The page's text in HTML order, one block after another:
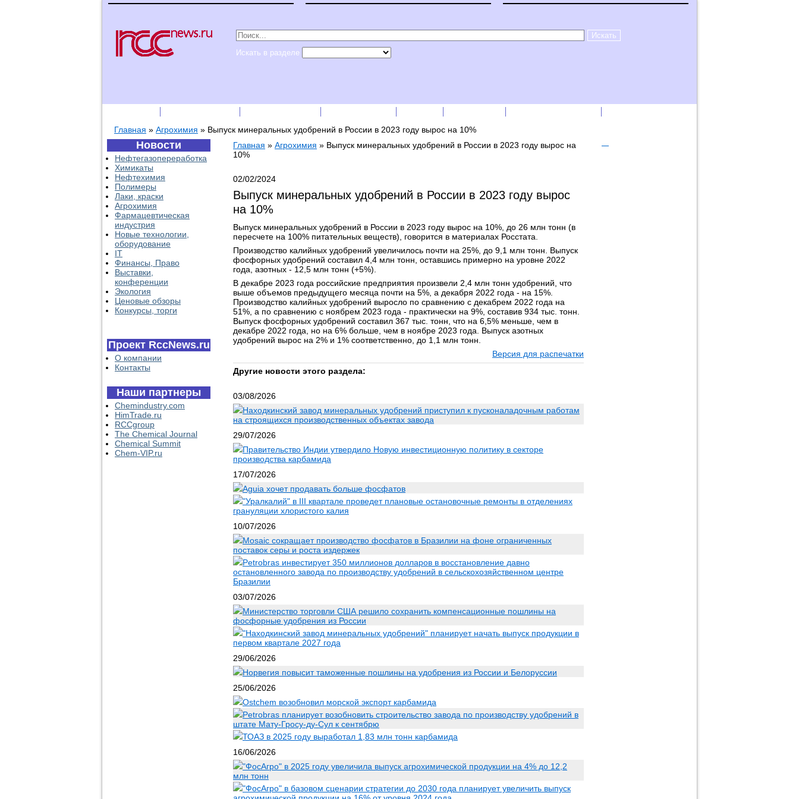
Искать в разделе
Главная » Агрохимия » Выпуск минеральных удобрений в России в 2023 году вырос на 10%
Новости
Нефтегазопереработка
Химикаты
Нефтехимия
Полимеры
Лаки, краски
Агрохимия
Фармацевтическая
индустрия
Новые технологии,
оборудование
IT
Финансы, Право
Выставки,
конференции
Экология
Ценовые обзоры
Конкурсы, торги
Проект RccNews.ru
О компании
Контакты
Наши партнеры
Chemindustry.com
HimTrade.ru
RCCgroup
The Chemical Journal
Chemical Summit
Chem-VIP.ru
Главная » Агрохимия » Выпуск минеральных удобрений в России в 2023 году вырос на
10%
02/02/2024
Выпуск минеральных удобрений в России в 2023 году вырос
на 10%
Выпуск минеральных удобрений в России в 2023 году вырос на 10%, до 26 млн тонн (в
пересчете на 100% питательных веществ), говорится в материалах Росстата.
Производство калийных удобрений увеличилось почти на 25%, до 9,1 млн тонн. Выпуск
фосфорных удобрений составил 4,4 млн тонн, оставшись примерно на уровне 2022
года, азотных - 12,5 млн тонн (+5%).
В декабре 2023 года российские предприятия произвели 2,4 млн тонн удобрений, что
выше объемов предыдущего месяца почти на 5%, а декабря 2022 года - на 15%.
Производство калийных удобрений выросло по сравнению с декабрем 2022 года на
51%, а по сравнению с ноябрем 2023 года - практически на 9%, составив 934 тыс. тонн.
Выпуск фосфорных удобрений составил 367 тыс. тонн, что на 6,5% меньше, чем в
декабре 2022 года, но на 6% больше, чем в ноябре 2023 года. Выпуск азотных
удобрений вырос на 2% и 1% соответственно, до 1,1 млн тонн.
Версия для распечатки
Другие новости этого раздела:
03/08/2026
Находкинский завод минеральных удобрений приступил к пусконаладочным работам
на строящихся производственных объектах завода
29/07/2026
Правительство Индии утвердило Новую инвестиционную политику в секторе
производства карбамида
17/07/2026
Aguia хочет продавать больше фосфатов
"Уралкалий" в III квартале проведет плановые остановочные ремонты в отделениях
грануляции хлористого калия
10/07/2026
Mosaic сокращает производство фосфатов в Бразилии на фоне ограниченных
поставок серы и роста издержек
Petrobras инвестирует 350 миллионов долларов в восстановление давно
остановленного завода по производству удобрений в сельскохозяйственном центре
Бразилии
03/07/2026
Министерство торговли США решило сохранить компенсационные пошлины на
фосфорные удобрения из России
"Находкинский завод минеральных удобрений" планирует начать выпуск продукции в
первом квартале 2027 года
29/06/2026
Норвегия повысит таможенные пошлины на удобрения из России и Белоруссии
25/06/2026
Ostchem возобновил морской экспорт карбамида
Petrobras планирует возобновить строительство завода по производству удобрений в
штате Мату-Гросу-ду-Сул к сентябрю
ТОАЗ в 2025 году выработал 1,83 млн тонн карбамида
16/06/2026
"ФосАгро" в 2025 году увеличила выпуск агрохимической продукции на 4% до 12,2
млн тонн
"ФосАгро" в базовом сценарии стратегии до 2030 года планирует увеличить выпуск